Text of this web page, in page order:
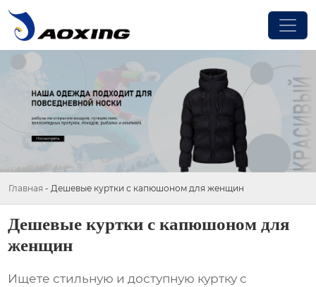
Главная - Дешевые куртки с капюшоном для женщин
Дешевые куртки с капюшоном для
женщин
Ищете стильную и доступную куртку с